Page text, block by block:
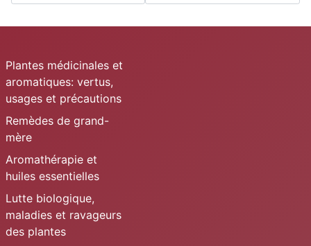
Plantes médicinales et
aromatiques: vertus,
usages et précautions
Remèdes de grand-
mère
Aromathérapie et
huiles essentielles
Lutte biologique,
maladies et ravageurs
des plantes